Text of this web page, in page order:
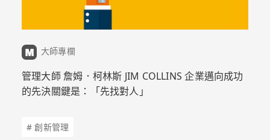
大師專欄
管理大師 詹姆．柯林斯 JIM COLLINS 企業邁向成功
的先決關鍵是：「先找對人」
# 創新管理